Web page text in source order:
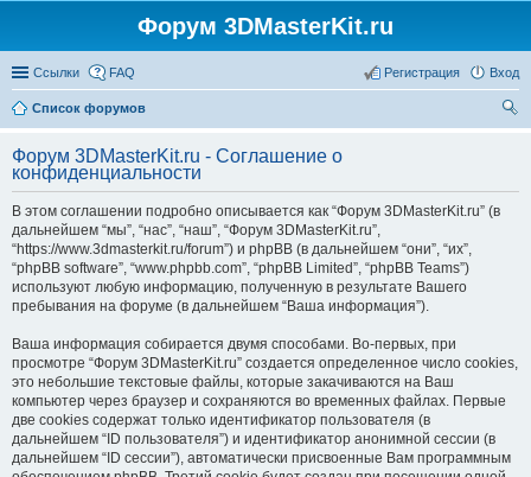
Форум 3DMasterKit.ru
Ссылки FAQ Вход
Регистрация
Список форумов
Форум 3DMasterKit.ru - Соглашение о
конфиденциальности
В этом соглашении подробно описывается как “Форум 3DMasterKit.ru” (в
дальнейшем “мы”, “нас”, “наш”, “Форум 3DMasterKit.ru”,
“https://www.3dmasterkit.ru/forum”) и phpBB (в дальнейшем “они”, “их”,
“phpBB software”, “www.phpbb.com”, “phpBB Limited”, “phpBB Teams”)
используют любую информацию, полученную в результате Вашего
пребывания на форуме (в дальнейшем “Ваша информация”).
Ваша информация собирается двумя способами. Во-первых, при
просмотре “Форум 3DMasterKit.ru” создается определенное число cookies,
это небольшие текстовые файлы, которые закачиваются на Ваш
компьютер через браузер и сохраняются во временных файлах. Первые
две cookies содержат только идентификатор пользователя (в
дальнейшем “ID пользователя”) и идентификатор анонимной сессии (в
дальнейшем “ID сессии”), автоматически присвоенные Вам программным